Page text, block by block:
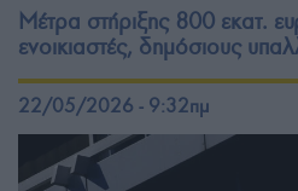
Μέτρα στήριξης 800 εκατ.
ενοικιαστές, δημόσιους
22/05/2026 - 9:32πμ